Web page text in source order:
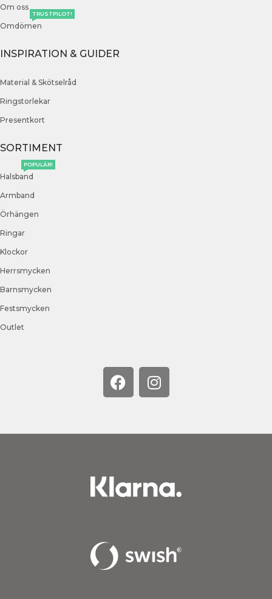
Om oss
Omdömen
TRUSTPILOT!
INSPIRATION & GUIDER
Material & Skötselråd
Ringstorlekar
Presentkort
SORTIMENT
Halsband
POPULÄR!
Armband
Örhängen
Ringar
Klockor
Herrsmycken
Barnsmycken
Festsmycken
Outlet